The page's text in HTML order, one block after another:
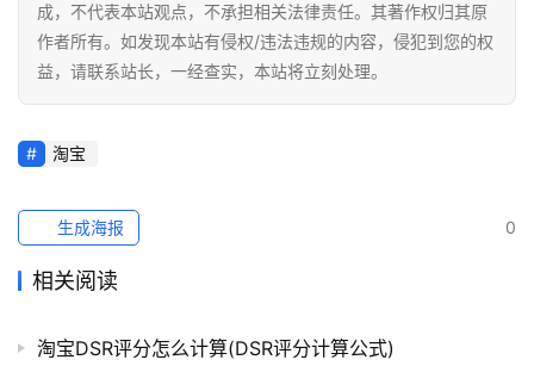
成，不代表本站观点，不承担相关法律责任。其著作权归其原
作者所有。如发现本站有侵权/违法违规的内容，侵犯到您的权
益，请联系站长，一经查实，本站将立刻处理。
淘宝
0
生成海报
相关阅读
淘宝DSR评分怎么计算(DSR评分计算公式)